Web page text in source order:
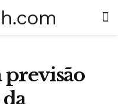
previsão